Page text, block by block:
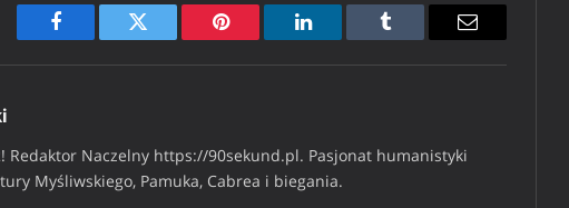
Facebook Twitter Pinterest LinkedIn Tumblr Email
Redaktor Naczelny https://90sekund.pl. Pasjonat humanistyki
Myśliwskiego, Pamuka, Cabrea i biegania.